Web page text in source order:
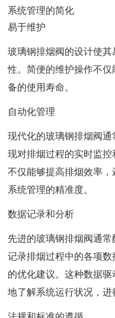
系统管理的简化
易于维护
玻璃钢排烟阀的设计使
性。简便的维护操作不
备的使用寿命。
自动化管理
现代化的玻璃钢排烟阀
现对排烟过程的实时监
不仅能够提高排烟效率
系统管理的精准度。
数据记录和分析
先进的玻璃钢排烟阀通
记录排烟过程中的各项
的优化建议。这种数据
地了解系统运行状况，进